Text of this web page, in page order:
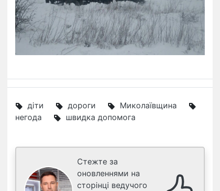
діти дороги
Миколаївщина
негода
швидка допомога
Стежте за
оновленнями на
сторінці ведучого